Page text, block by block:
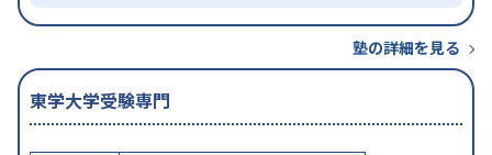
塾の詳細を見る
東学大学受験専門